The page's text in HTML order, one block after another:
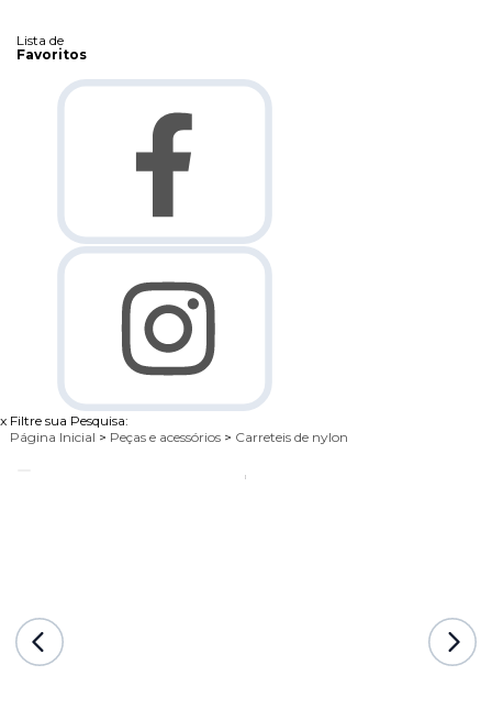
Lista de
Favoritos
x Filtre sua Pesquisa:
Página Inicial > Peças e acessórios > Carreteis de nylon